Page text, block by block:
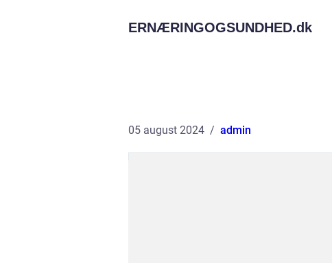
ERNÆRINGOGSUNDHED.dk
05 august 2024 admin